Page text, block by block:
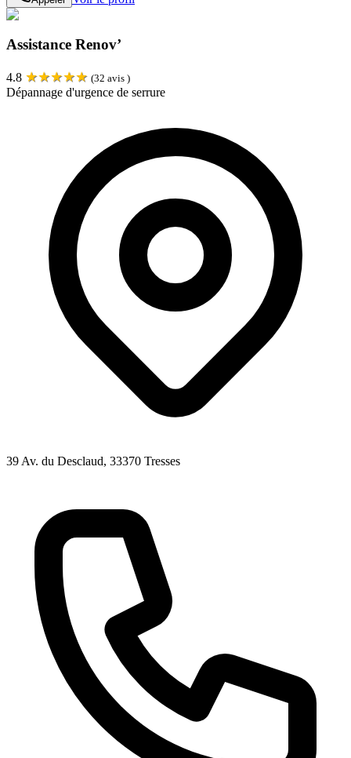
Assistance Renov’
4.8 ★★★★★ (32 avis )
Dépannage d'urgence de serrure
39 Av. du Desclaud, 33370 Tresses